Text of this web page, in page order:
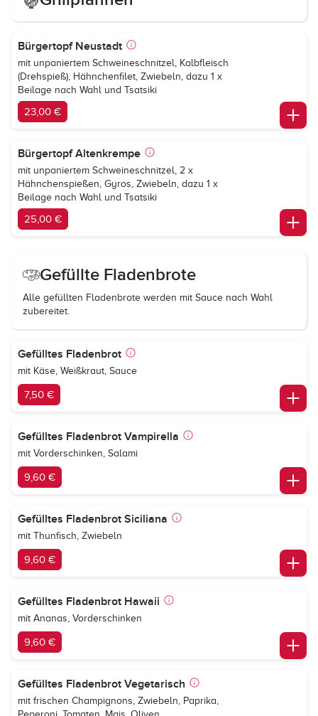
Bürgertopf Neustadt
mit unpaniertem Schweineschnitzel, Kalbfleisch
(Drehspieß), Hähnchenfilet, Zwiebeln, dazu 1 x
Beilage nach Wahl und Tsatsiki
23,00 €
Bürgertopf Altenkrempe
mit unpaniertem Schweineschnitzel, 2 x
Hähnchenspießen, Gyros, Zwiebeln, dazu 1 x
Beilage nach Wahl und Tsatsiki
25,00 €
Gefüllte Fladenbrote
Alle gefüllten Fladenbrote werden mit Sauce nach Wahl
zubereitet.
Gefülltes Fladenbrot
mit Käse, Weißkraut, Sauce
7,50 €
Gefülltes Fladenbrot Vampirella
mit Vorderschinken, Salami
9,60 €
Gefülltes Fladenbrot Siciliana
mit Thunfisch, Zwiebeln
9,60 €
Gefülltes Fladenbrot Hawaii
mit Ananas, Vorderschinken
9,60 €
Gefülltes Fladenbrot Vegetarisch
mit frischen Champignons, Zwiebeln, Paprika,